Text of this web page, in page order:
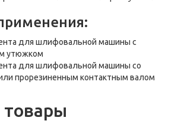
для шлифовальной машины с
утюжком
для шлифовальной машины со
прорезиненным контактным валом